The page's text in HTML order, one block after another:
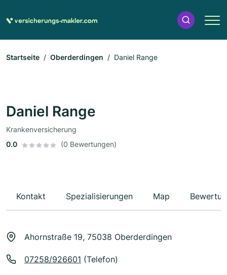
Startseite Oberderdingen Daniel Range
Daniel Range
Krankenversicherung
0.0
(0 Bewertungen)
Kontakt Spezialisierungen Map
Ahornstraße 19, 75038 Oberderdingen
07258/926601 (Telefon)